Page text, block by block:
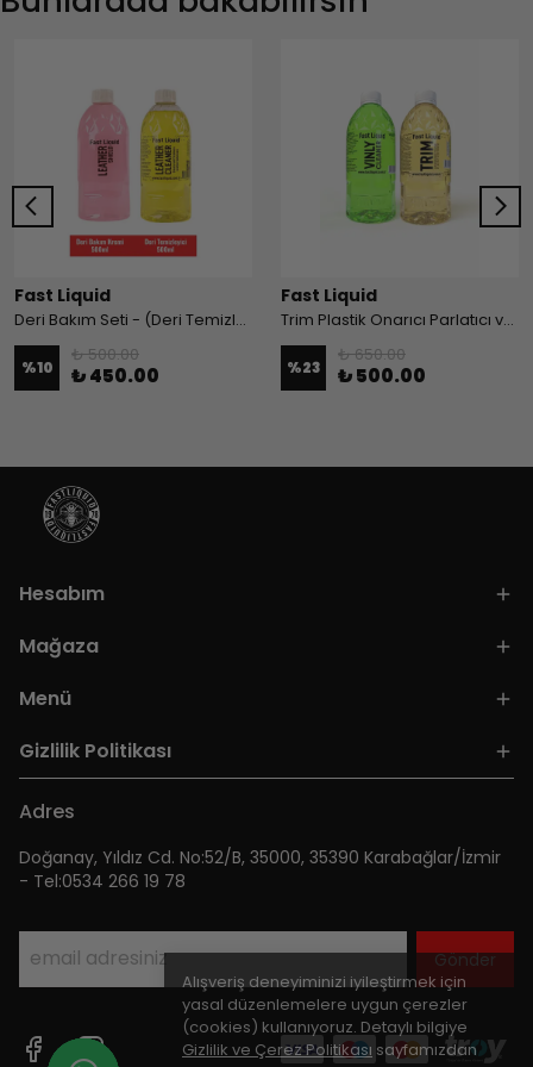
Alışveriş deneyiminizi iyileştirmek için
yasal düzenlemelere uygun çerezler
(cookies) kullanıyoruz. Detaylı bilgiye
Gizlilik ve Çerez Politikası sayfamızdan
Fast Liquid
Deri Bakım Seti - (Deri Temizleyici & Bakım Kremi)
%10
₺ 500.00
₺ 450.00
Fast Liquid
Trim Plastik Onarıcı Parlatıcı ve Vinly Plastik Temizleyici Set Paket
%23
₺ 650.00
₺ 500.00
Hesabım
Mağaza
Menü
Gizlilik Politikası
Adres
Doğanay, Yıldız Cd. No:52/B, 35000, 35390 Karabağlar/İzmir
- Tel:0534 266 19 78
Gönder